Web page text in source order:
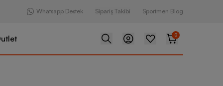
Whatsapp Destek Sipariş Takibi Sportmen Blog
0